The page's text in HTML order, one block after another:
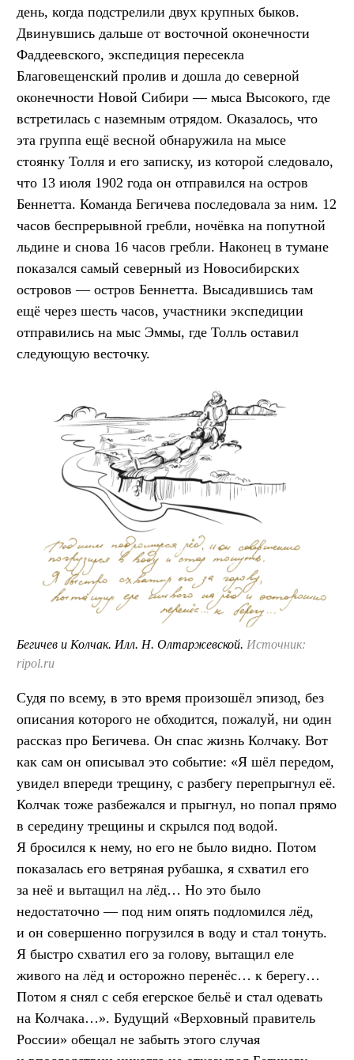
день, когда подстрелили двух крупных быков.
Двинувшись дальше от восточной оконечности
Фаддеевского, экспедиция пересекла
Благовещенский пролив и дошла до северной
оконечности Новой Сибири — мыса Высокого, где
встретилась с наземным отрядом. Оказалось, что
эта группа ещё весной обнаружила на мысе
стоянку Толля и его записку, из которой следовало,
что 13 июля 1902 года он отправился на остров
Беннетта. Команда Бегичева последовала за ним. 12
часов беспрерывной гребли, ночёвка на попутной
льдине и снова 16 часов гребли. Наконец в тумане
показался самый северный из Новосибирских
островов — остров Беннетта. Высадившись там
ещё через шесть часов, участники экспедиции
отправились на мыс Эммы, где Толль оставил
следующую весточку.
Бегичев и Колчак. Илл. Н. Олтаржевской. Источник:
ripol.ru
Судя по всему, в это время произошёл эпизод, без
описания которого не обходится, пожалуй, ни один
рассказ про Бегичева. Он спас жизнь Колчаку. Вот
как сам он описывал это событие: «Я шёл передом,
увидел впереди трещину, с разбегу перепрыгнул её.
Колчак тоже разбежался и прыгнул, но попал прямо
в середину трещины и скрылся под водой.
Я бросился к нему, но его не было видно. Потом
показалась его ветряная рубашка, я схватил его
за неё и вытащил на лёд… Но это было
недостаточно — под ним опять подломился лёд,
и он совершенно погрузился в воду и стал тонуть.
Я быстро схватил его за голову, вытащил еле
живого на лёд и осторожно перенёс… к берегу…
Потом я снял с себя егерское бельё и стал одевать
на Колчака…». Будущий «Верховный правитель
России» обещал не забыть этого случая